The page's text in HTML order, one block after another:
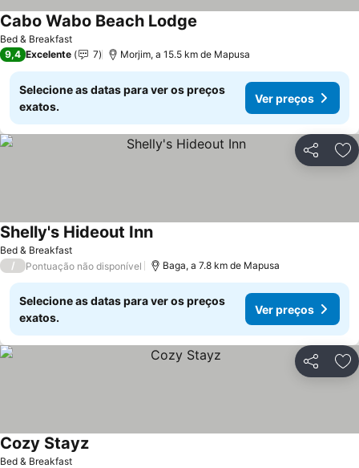
Bed & Breakfast
Cabo Wabo Beach Lodge
9,4 Excelente 7 Morjim, a 15.5 km de Mapusa
Selecione as datas para ver os preços
exatos.
Ver preços
Partilhar
Bed & Breakfast
Shelly's Hideout InnVer preços
/ Pontuação não disponível Baga, a 7.8 km de Mapusa
Selecione as datas para ver os preços
exatos.
Ver preços
Partilhar
Bed & Breakfast
Cozy StayzVer preços